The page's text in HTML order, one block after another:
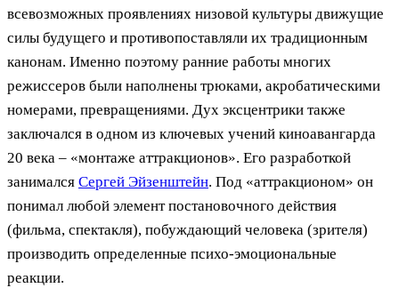
всевозможных проявлениях низовой культуры движущие
силы будущего и противопоставляли их традиционным
канонам. Именно поэтому ранние работы многих
режиссеров были наполнены трюками, акробатическими
номерами, превращениями. Дух эксцентрики также
заключался в одном из ключевых учений киноавангарда
20 века – «монтаже аттракционов». Его разработкой
занимался Сергей Эйзенштейн. Под «аттракционом» он
понимал любой элемент постановочного действия
(фильма, спектакля), побуждающий человека (зрителя)
производить определенные психо-эмоциональные
реакции.